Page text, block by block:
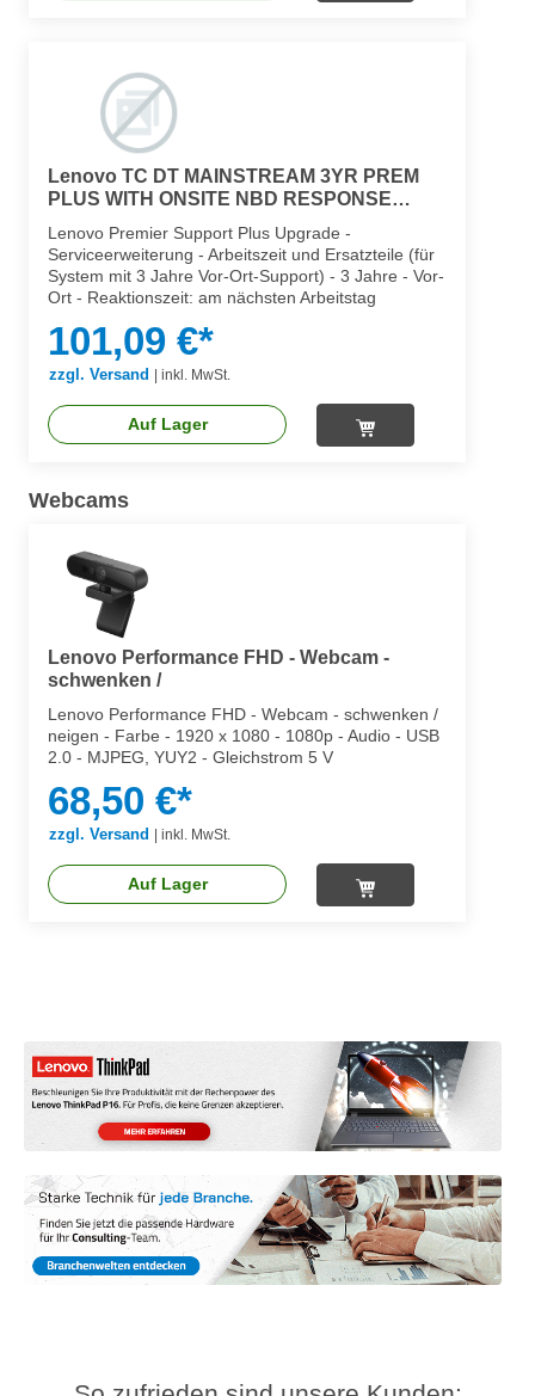
Lenovo TC DT MAINSTREAM 3YR PREM
PLUS WITH ONSITE NBD RESPONSE
Jahr(e)
Lenovo Premier Support Plus Upgrade -
Serviceerweiterung - Arbeitszeit und Ersatzteile (für
System mit 3 Jahre Vor-Ort-Support) - 3 Jahre - Vor-
Ort - Reaktionszeit: am nächsten Arbeitstag
101,09 €*
zzgl. Versand | inkl. MwSt.
Auf Lager
Webcams
Lenovo Performance FHD - Webcam -
schwenken /
Lenovo Performance FHD - Webcam - schwenken /
neigen - Farbe - 1920 x 1080 - 1080p - Audio - USB
2.0 - MJPEG, YUY2 - Gleichstrom 5 V
68,50 €*
zzgl. Versand inkl. MwSt.
Auf Lager